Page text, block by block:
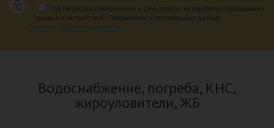
Подтверждаю ознакомление и даю согласие на обработку персональных
данных в соответствии с Положением о персональных данных.
Политика конфиденциальности
Водоснабжение, погреба, КНС,
жироуловители, ЖБ